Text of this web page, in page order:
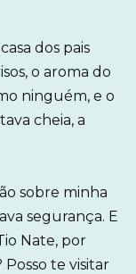
dos pais
o aroma do
ninguém, e o
cheia, a
sobre minha
segurança. E
Nate, por
te visitar